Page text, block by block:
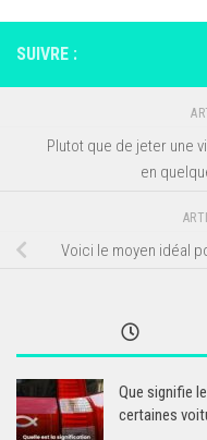
SUIVRE :
Plutot que de jeter une
en
Voici le moyen idéal
Que signifie
certaines